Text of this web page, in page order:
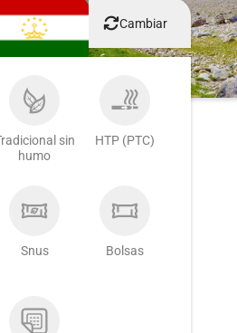
Cambiar
sin
humo
HTP (PTC)
Snus Bolsas